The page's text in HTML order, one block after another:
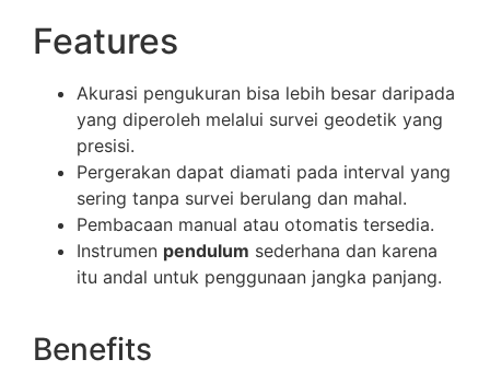
Features
Akurasi pengukuran bisa lebih besar daripada
yang diperoleh melalui survei geodetik yang
presisi.
Pergerakan dapat diamati pada interval yang
sering tanpa survei berulang dan mahal.
Pembacaan manual atau otomatis tersedia.
Instrumen pendulum sederhana dan karena
itu andal untuk penggunaan jangka panjang.
Benefits